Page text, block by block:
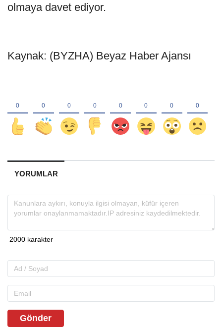
olmaya davet ediyor.
Kaynak: (BYZHA) Beyaz Haber Ajansı
YORUMLAR
Gönder